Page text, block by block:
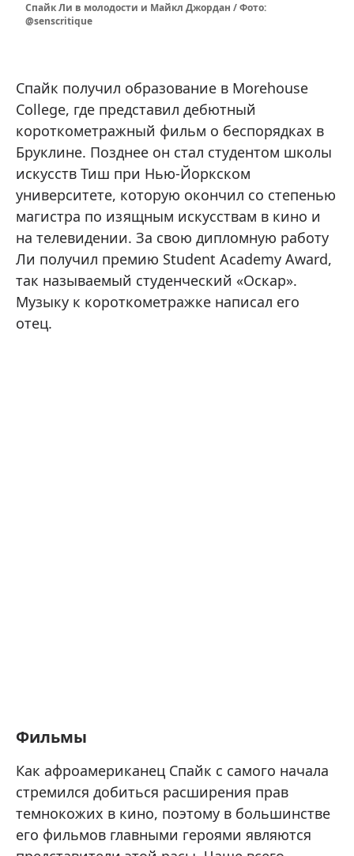
Спайк Ли в молодости и Майкл Джордан / Фото:
@senscritique
Спайк получил образование в Morehouse
College, где представил дебютный
короткометражный фильм о беспорядках в
Бруклине. Позднее он стал студентом школы
искусств Тиш при Нью-Йоркском
университете, которую окончил со степенью
магистра по изящным искусствам в кино и
на телевидении. За свою дипломную работу
Ли получил премию Student Academy Award,
так называемый студенческий «Оскар».
Музыку к короткометражке написал его
отец.
Фильмы
Как афроамериканец Спайк с самого начала
стремился добиться расширения прав
темнокожих в кино, поэтому в большинстве
его фильмов главными героями являются